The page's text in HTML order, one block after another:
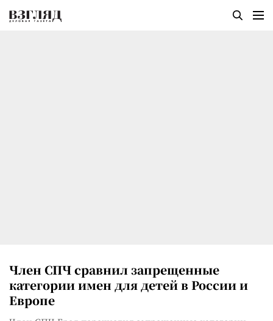
Член СПЧ сравнил запрещенные
категории имен для детей в России и
Европе